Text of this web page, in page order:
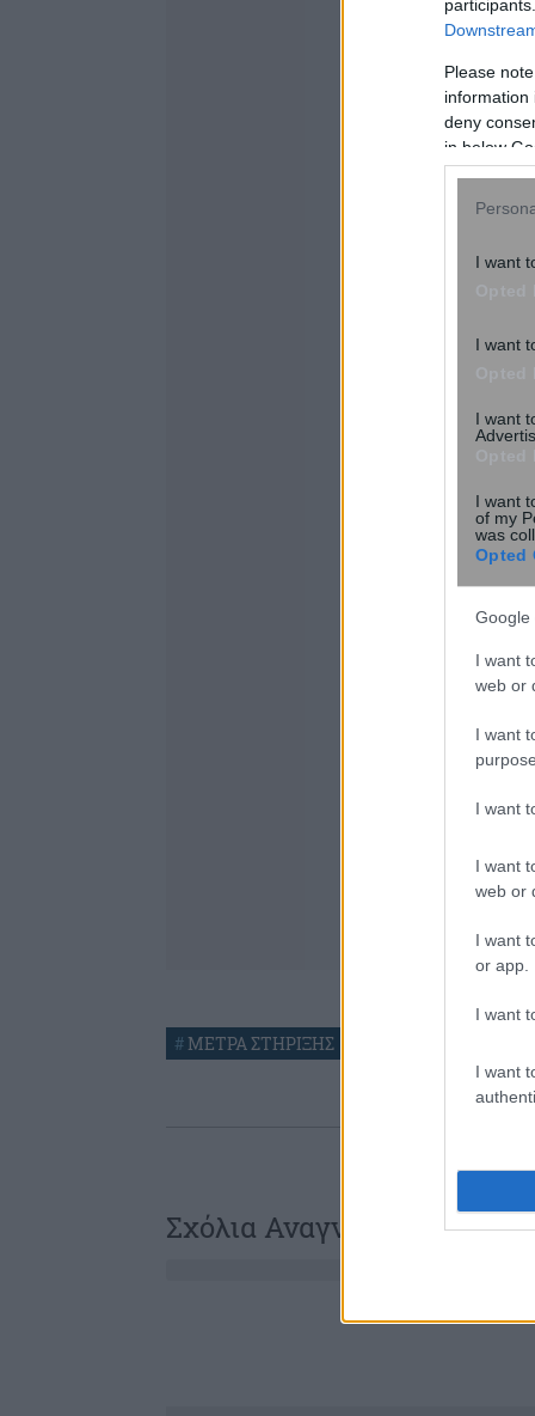
Please
information
deny
in below
I want
I want
I want
I want
of my
was
Opted
Google
I want
web or
I want
I want
I want
web or
I want
or app.
I want
I want
# ΜΕΤΡΑ ΣΤΗΡΙΞΗΣ
Σχόλια Αναγνωστών